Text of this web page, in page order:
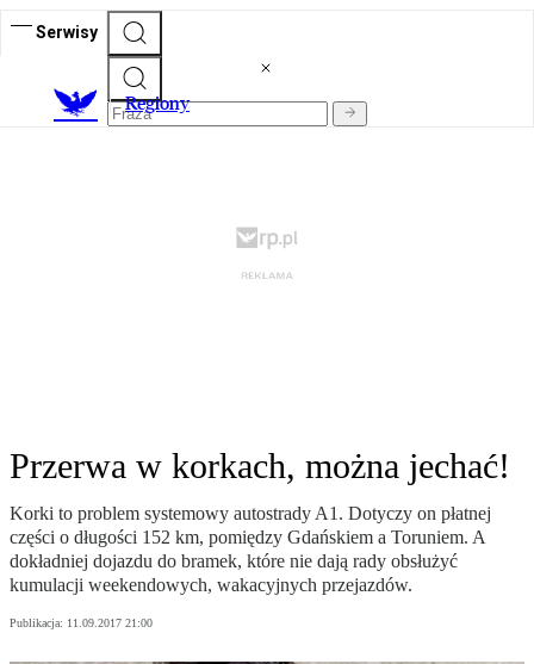
Serwisy
Regiony
Przerwa w korkach, można jechać!
Korki to problem systemowy autostrady A1. Dotyczy on płatnej
części o długości 152 km, pomiędzy Gdańskiem a Toruniem. A
dokładniej dojazdu do bramek, które nie dają rady obsłużyć
kumulacji weekendowych, wakacyjnych przejazdów.
Publikacja: 11.09.2017 21:00